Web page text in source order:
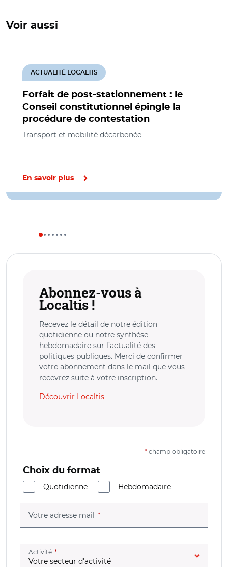
Voir aussi
Forfait de post-stationnement : le
Conseil constitutionnel épingle la
procédure de contestation
ACTUALITÉ LOCALTIS
Transport et mobilité décarbonée
En savoir plus
Abonnez-vous à
Localtis !
Recevez le détail de notre édition
quotidienne ou notre synthèse
hebdomadaire sur l’actualité des
politiques publiques. Merci de confirmer
votre abonnement dans le mail que vous
recevrez suite à votre inscription.
Découvrir Localtis
* champ obligatoire
Choix du format
Quotidienne
Hebdomadaire
Votre adresse mail (champ obligatoire)
Activité (champ obligatoire)